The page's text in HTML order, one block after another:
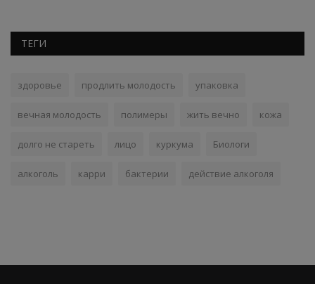
ТЕГИ
здоровье продлить молодость упаковка
вечная молодость полимеры жить вечно кожа
долго не стареть лицо куркума Биологи
алкоголь карри бактерии действие алкоголя